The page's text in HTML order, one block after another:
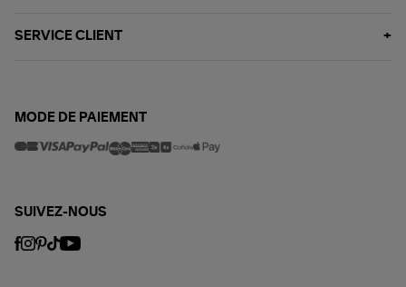
SERVICE CLIENT
MODE DE PAIEMENT
SUIVEZ-NOUS